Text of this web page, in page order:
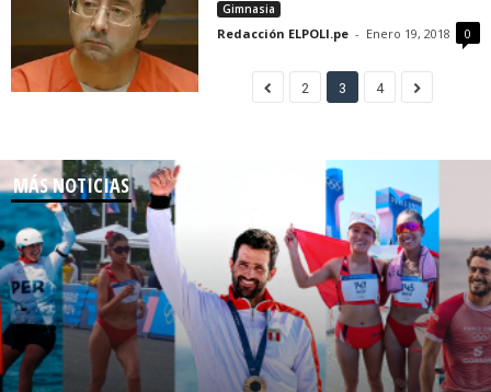
Gimnasia
Redacción ELPOLI.pe - Enero 19, 2018 0
2 3 4
MÁS NOTICIAS